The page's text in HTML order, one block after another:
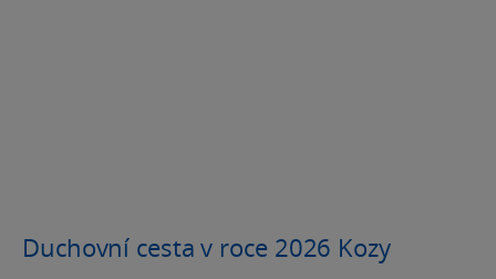
Duchovní cesta v roce 2026 Kozy